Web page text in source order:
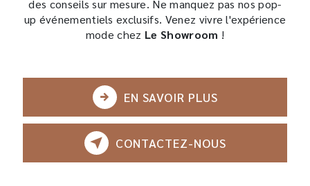
des conseils sur mesure. Ne manquez pas nos pop-
up événementiels exclusifs. Venez vivre l'expérience
mode chez Le Showroom !
EN SAVOIR PLUS
CONTACTEZ-NOUS